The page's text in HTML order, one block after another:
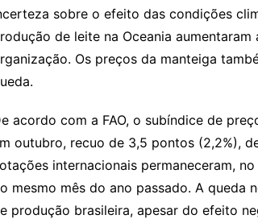
sobre o efeito das condições
de leite na Oceania
Os preços da manteiga
acordo com a FAO, o subíndice de
outubro, recuo de 3,5 pontos (2,2%),
internacionais permaneceram,
mesmo mês do ano passado. A
produção brasileira, apesar do efeito